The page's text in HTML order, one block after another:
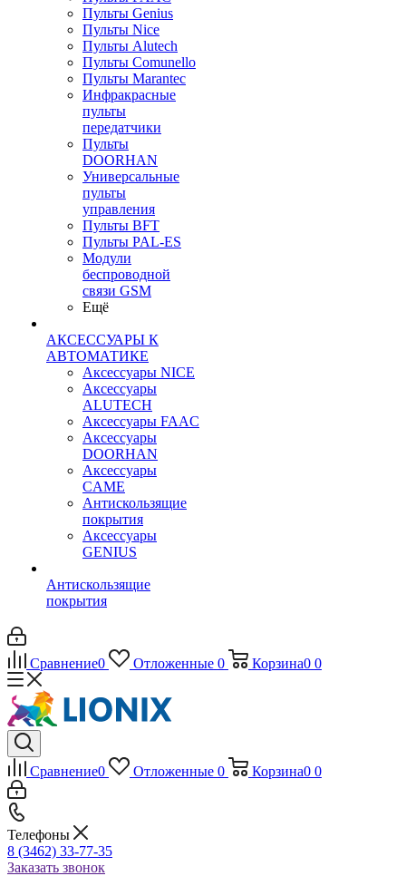
Пульты Genius
Пульты Nice
Пульты Alutech
Пульты Сomunello
Пульты Marantec
Инфракрасные
пульты
передатчики
Пульты
DOORHAN
Универсальные
пульты
управления
Пульты BFT
Пульты PAL-ES
Модули
беспроводной
связи GSM
Ещё
АКСЕССУАРЫ К
АВТОМАТИКЕ
Аксессуары NICE
Аксессуары
ALUTECH
Аксессуары FAAC
Аксессуары
DOORHAN
Аксессуары
CAME
Антискользящие
покрытия
Аксессуары
GENIUS
Антискользящие
покрытия
Сравнение0 Отложенные 0 Корзина0 0
Сравнение0 Отложенные 0 Корзина0 0
Телефоны
8 (3462) 33-77-35
Заказать звонок